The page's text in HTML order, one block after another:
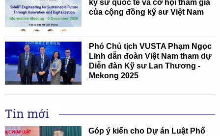
kỹ sư quốc tế và cơ hội tham gia
của cộng đồng kỹ sư Việt Nam
Phó Chủ tịch VUSTA Phạm Ngọc
Linh dẫn đoàn Việt Nam tham dự
Diễn đàn Kỹ sư Lan Thương -
Mekong 2025
Tin mới
Góp ý kiến cho Dự án Luật Phổ